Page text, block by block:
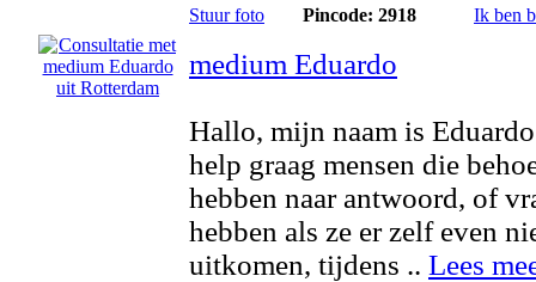
Stuur foto Pincode: 2918 Ik ben
medium Eduardo
Hallo, mijn naam is
help graag mensen die
hebben naar antwoord, of
hebben als ze er zelf even
uitkomen, tijdens .. Lees